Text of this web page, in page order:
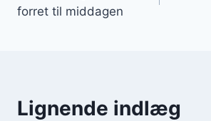
forret til middagen
Lignende indlæg